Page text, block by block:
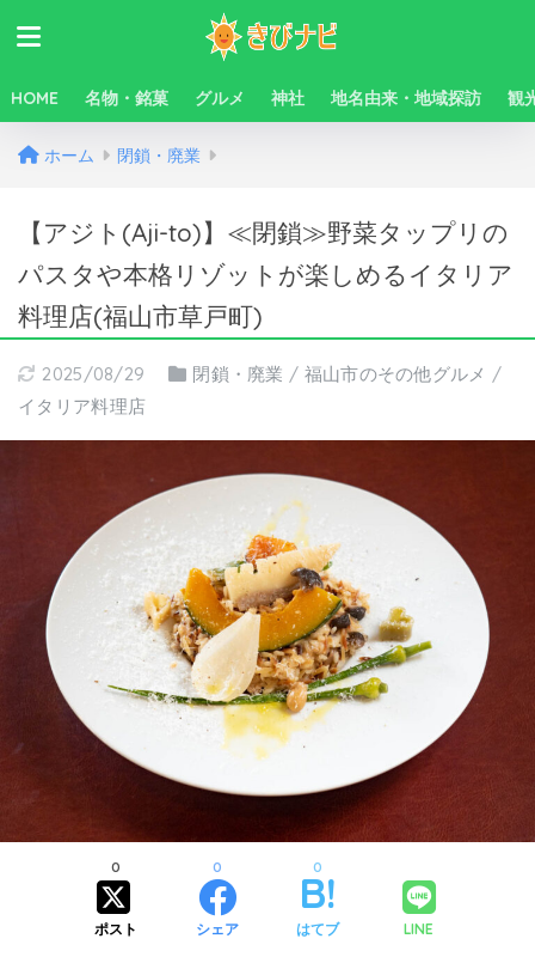
HOME 名物・銘菓 グルメ 神社 地名由来・地域探訪 観
ホーム 閉鎖・廃業
【アジト(Aji-to)】≪閉鎖≫野菜タップリの
パスタや本格リゾットが楽しめるイタリア
料理店(福山市草戸町)
2025/08/29 閉鎖・廃業 / 福山市のその他グルメ /
イタリア料理店
ポスト
0
シェア
0
はてブ
0
LINE